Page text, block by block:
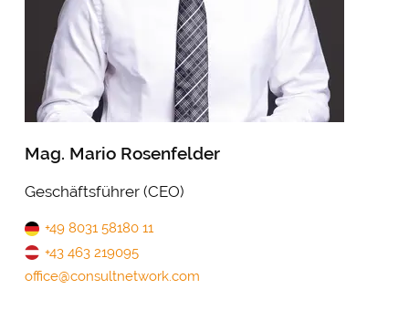
Mag. Mario Rosenfelder
Geschäftsführer (CEO)
+49 8031 58180 11
+43 463 219095
office@consultnetwork.com